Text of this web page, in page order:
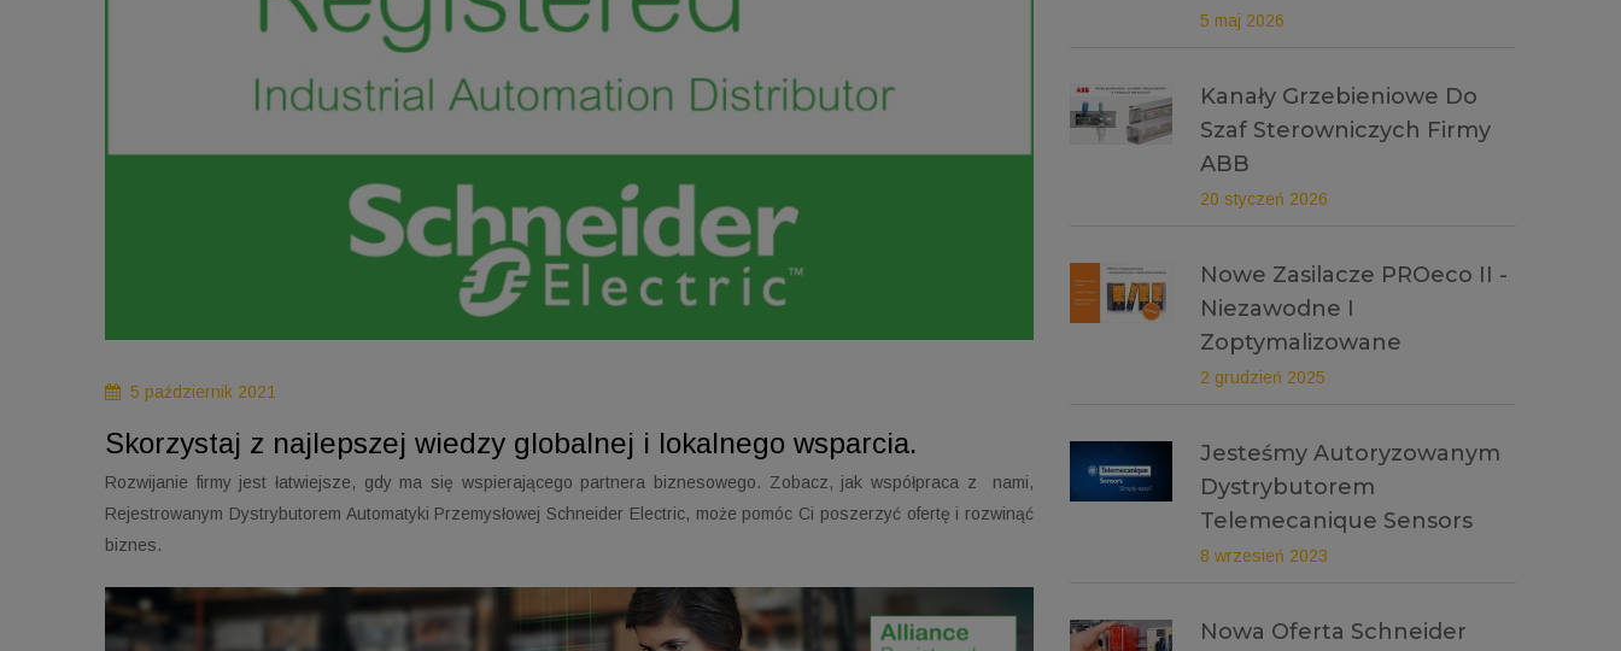
5 październik 2021
Skorzystaj z najlepszej wiedzy globalnej i lokalnego wsparcia.
Rozwijanie firmy jest łatwiejsze, gdy ma się wspierającego partnera biznesowego. Zobacz, jak współpraca z nami,
Rejestrowanym Dystrybutorem Automatyki Przemysłowej Schneider Electric, może pomóc Ci poszerzyć ofertę i rozwinąć
biznes.
5 maj 2026
Kanały Grzebieniowe Do
Szaf Sterowniczych Firmy
ABB
20 styczeń 2026
Nowe Zasilacze PROeco II -
Niezawodne I
Zoptymalizowane
2 grudzień 2025
Jesteśmy Autoryzowanym
Dystrybutorem
Telemecanique Sensors
8 wrzesień 2023
Nowa Oferta Schneider